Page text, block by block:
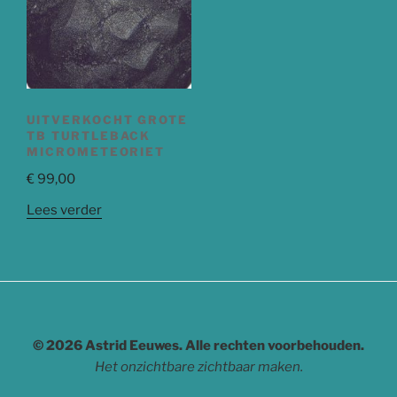
UITVERKOCHT GROTE
TB TURTLEBACK
MICROMETEORIET
€ 99,00
Lees verder
© 2026 Astrid Eeuwes. Alle rechten voorbehouden.
Het onzichtbare zichtbaar maken.